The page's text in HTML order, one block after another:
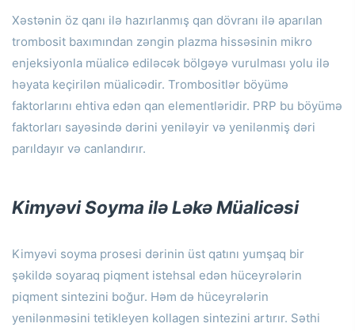
Xəstənin öz qanı ilə hazırlanmış qan dövranı ilə aparılan
trombosit baxımından zəngin plazma hissəsinin mikro
enjeksiyonla müalicə ediləcək bölgəyə vurulması yolu ilə
həyata keçirilən müalicədir. Trombositlər böyümə
faktorlarını ehtiva edən qan elementləridir. PRP bu böyümə
faktorları sayəsində dərini yeniləyir və yenilənmiş dəri
parıldayır və canlandırır.
Kimyəvi Soyma ilə Ləkə Müalicəsi
Kimyəvi soyma prosesi dərinin üst qatını yumşaq bir
şəkildə soyaraq piqment istehsal edən hüceyrələrin
piqment sintezini boğur. Həm də hüceyrələrin
yenilənməsini tetikleyen kollagen sintezini artırır. Səthi